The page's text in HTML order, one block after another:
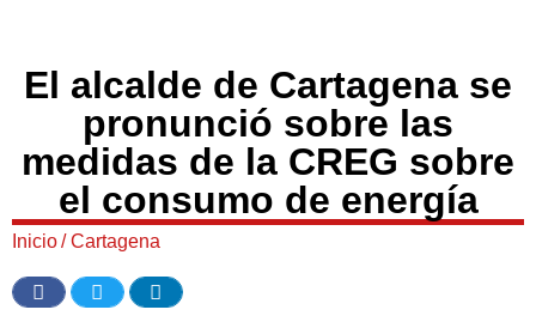
El alcalde de Cartagena se
pronunció sobre las
medidas de la CREG sobre
el consumo de energía
Inicio/ Cartagena